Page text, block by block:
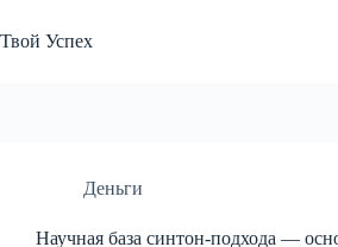
к
сути
Твой Успех
Деньги
Научная база синтон-подхода —